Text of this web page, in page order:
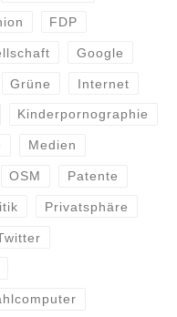
FDP
Google
Grüne Internet
Kinderpornographie
Medien
OSM Patente
Privatsphäre